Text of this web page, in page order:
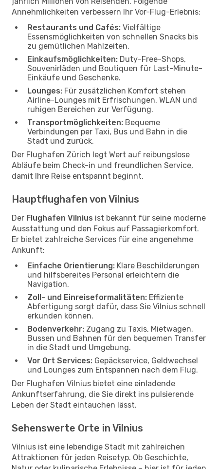
Annehmlichkeiten verbessern Ihr Vor-Flug-Erlebnis:
Restaurants und Cafés: Vielfältige
Essensmöglichkeiten von schnellen Snacks bis
zu gemütlichen Mahlzeiten.
Einkaufsmöglichkeiten: Duty-Free-Shops,
Souvenirläden und Boutiquen für Last-Minute-
Einkäufe und Geschenke.
Lounges: Für zusätzlichen Komfort stehen
Airline-Lounges mit Erfrischungen, WLAN und
ruhigen Bereichen zur Verfügung.
Transportmöglichkeiten: Bequeme
Verbindungen per Taxi, Bus und Bahn in die
Stadt und zurück.
Der Flughafen Zürich legt Wert auf reibungslose
Abläufe beim Check-in und freundlichen Service,
damit Ihre Reise entspannt beginnt.
Hauptflughafen von Vilnius
Der Flughafen Vilnius ist bekannt für seine moderne
Ausstattung und den Fokus auf Passagierkomfort.
Er bietet zahlreiche Services für eine angenehme
Ankunft:
Einfache Orientierung: Klare Beschilderungen
und hilfsbereites Personal erleichtern die
Navigation.
Zoll- und Einreiseformalitäten: Effiziente
Abfertigung sorgt dafür, dass Sie Vilnius schnell
erkunden können.
Bodenverkehr: Zugang zu Taxis, Mietwagen,
Bussen und Bahnen für den bequemen Transfer
in die Stadt und Umgebung.
Vor Ort Services: Gepäckservice, Geldwechsel
und Lounges zum Entspannen nach dem Flug.
Der Flughafen Vilnius bietet eine einladende
Ankunftserfahrung, die Sie direkt ins pulsierende
Leben der Stadt eintauchen lässt.
Sehenswerte Orte in Vilnius
Vilnius ist eine lebendige Stadt mit zahlreichen
Attraktionen für jeden Reisetyp. Ob Geschichte,